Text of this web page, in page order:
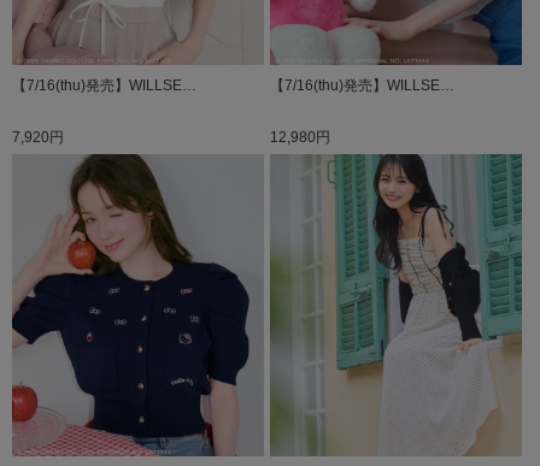
【7/16(thu)発売】WILLSE…
7,920円
【7/16(thu)発売】WILLSE…
12,980円